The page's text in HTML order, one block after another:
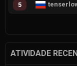
5
ATIVIDADE